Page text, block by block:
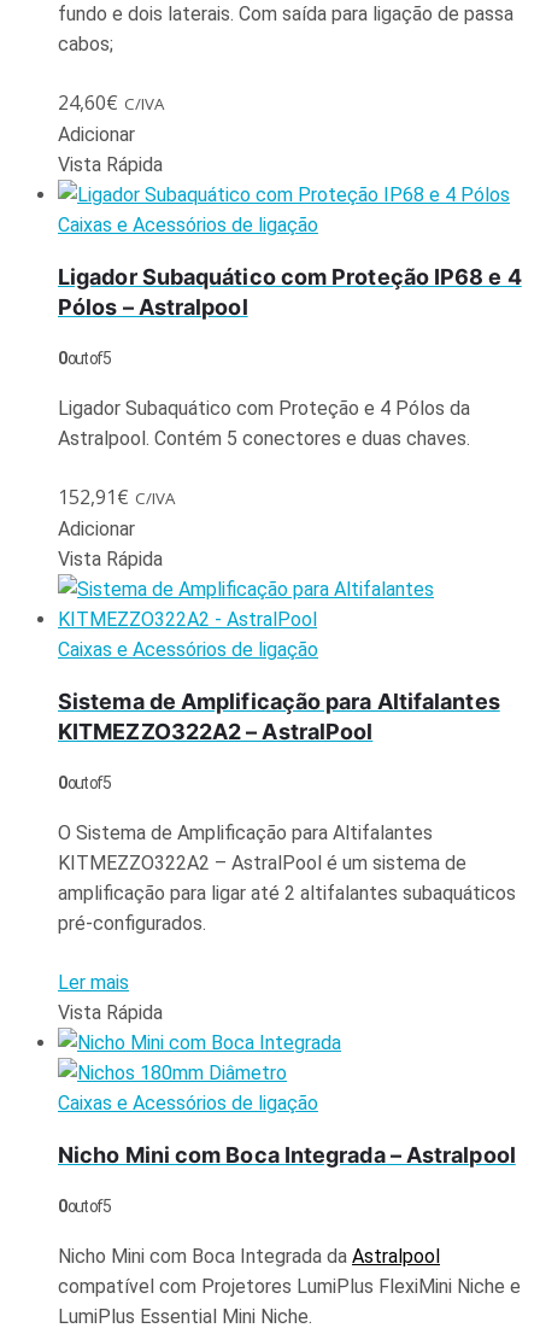
fundo e dois laterais. Com saída para ligação de passa
cabos;
24,60€ C/IVA
Adicionar
Vista Rápida
Caixas e Acessórios de ligação
Ligador Subaquático com Proteção IP68 e 4
Pólos – Astralpool
0out of 5
Ligador Subaquático com Proteção e 4 Pólos da
Astralpool. Contém 5 conectores e duas chaves.
152,91€ C/IVA
Adicionar
Vista Rápida
Caixas e Acessórios de ligação
Sistema de Amplificação para Altifalantes
KITMEZZO322A2 – AstralPool
0out of 5
O Sistema de Amplificação para Altifalantes
KITMEZZO322A2 – AstralPool é um sistema de
amplificação para ligar até 2 altifalantes subaquáticos
pré-configurados.
Ler mais
Vista Rápida
Caixas e Acessórios de ligação
Nicho Mini com Boca Integrada – Astralpool
0out of 5
Nicho Mini com Boca Integrada da Astralpool
compatível com Projetores LumiPlus FlexiMini Niche e
LumiPlus Essential Mini Niche.